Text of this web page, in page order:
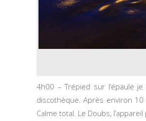
4h00 – Trépied sur l’épaule
discothèque. Après environ
Calme total. Le Doubs,